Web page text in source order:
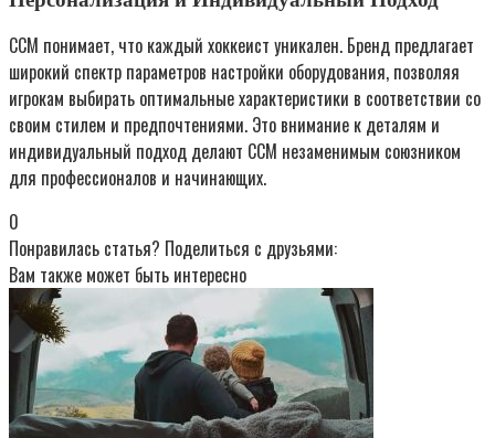
CCM понимает, что каждый хоккеист уникален. Бренд предлагает
широкий спектр параметров настройки оборудования, позволяя
игрокам выбирать оптимальные характеристики в соответствии со
своим стилем и предпочтениями. Это внимание к деталям и
индивидуальный подход делают CCM незаменимым союзником
для профессионалов и начинающих.
0
Понравилась статья? Поделиться с друзьями:
Вам также может быть интересно